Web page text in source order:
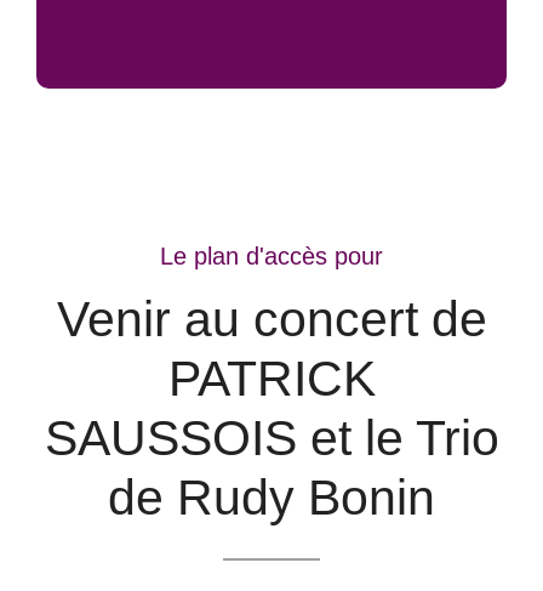
Le plan d'accès pour
Venir au concert de
PATRICK
SAUSSOIS et le Trio
de Rudy Bonin